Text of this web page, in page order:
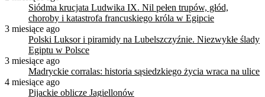
Siódma krucjata Ludwika IX. Nil pełen trupów, głód,
choroby i katastrofa francuskiego króla w Egipcie
3 miesiące ago
Polski Luksor i piramidy na Lubelszczyźnie. Niezwykłe ślady
Egiptu w Polsce
3 miesiące ago
Madryckie corralas: historia sąsiedzkiego życia wraca na ulice
4 miesiące ago
Pijackie oblicze Jagiellonów